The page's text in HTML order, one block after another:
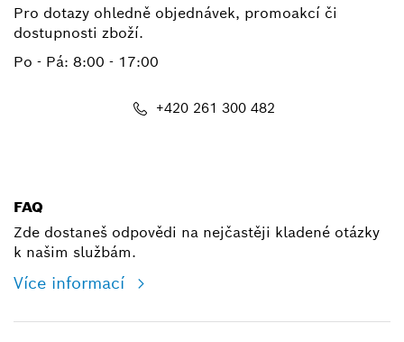
Pro dotazy ohledně objednávek, promoakcí či
dostupnosti zboží.
Po - Pá: 8:00 - 17:00
+420 261 300 482
FAQ
Zde dostaneš odpovědi na nejčastěji kladené otázky
k našim službám.
Více informací